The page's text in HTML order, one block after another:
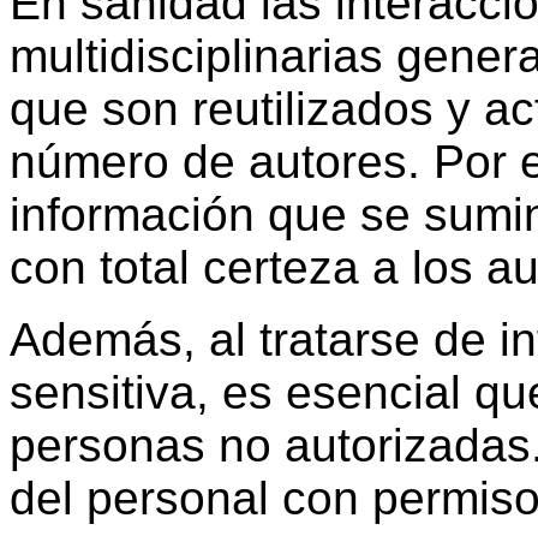
multidisciplinarias
que son reutilizados y
número de autores. Por
información que se
con total certeza a los
Además, al tratarse de
sensitiva, es esencial
personas no
del personal con